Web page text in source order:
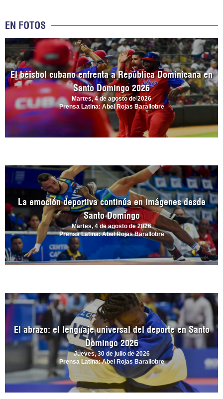
EN FOTOS
El béisbol cubano enfrenta a República Dominicana en
Santo Domingo 2026
Martes, 4 de agosto de 2026
Prensa Latina: Abel Rojas Barallobre
La emoción deportiva continúa en imágenes desde
Santo Domingo
Martes, 4 de agosto de 2026
Prensa Latina: Abel Rojas Barallobre
El abrazo: el lenguaje universal del deporte en Santo
Domingo 2026
Jueves, 30 de julio de 2026
Prensa Latina: Abel Rojas Barallobre